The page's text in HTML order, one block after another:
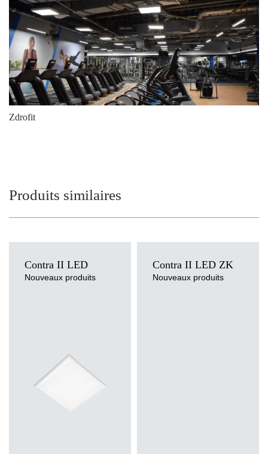
Zdrofit
Produits similaires
Contra II LED
Nouveaux produits
Contra II LED ZK
Nouveaux produits